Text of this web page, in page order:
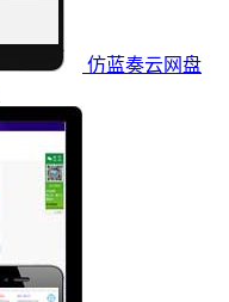
仿蓝奏云网盘